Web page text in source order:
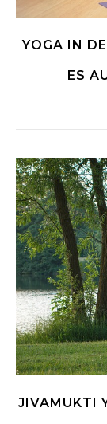
YOGA IN
ES
JIVAMUKTI